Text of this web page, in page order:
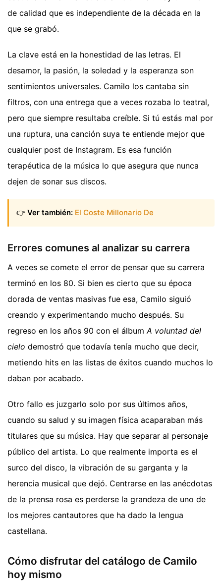
de calidad que es independiente de la década en la
que se grabó.
La clave está en la honestidad de las letras. El
desamor, la pasión, la soledad y la esperanza son
sentimientos universales. Camilo los cantaba sin
filtros, con una entrega que a veces rozaba lo teatral,
pero que siempre resultaba creíble. Si tú estás mal por
una ruptura, una canción suya te entiende mejor que
cualquier post de Instagram. Es esa función
terapéutica de la música lo que asegura que nunca
dejen de sonar sus discos.
👉 Ver también: El Coste Millonario De
Errores comunes al analizar su carrera
A veces se comete el error de pensar que su carrera
terminó en los 80. Si bien es cierto que su época
dorada de ventas masivas fue esa, Camilo siguió
creando y experimentando mucho después. Su
regreso en los años 90 con el álbum A voluntad del
cielo demostró que todavía tenía mucho que decir,
metiendo hits en las listas de éxitos cuando muchos lo
daban por acabado.
Otro fallo es juzgarlo solo por sus últimos años,
cuando su salud y su imagen física acaparaban más
titulares que su música. Hay que separar al personaje
público del artista. Lo que realmente importa es el
surco del disco, la vibración de su garganta y la
herencia musical que dejó. Centrarse en las anécdotas
de la prensa rosa es perderse la grandeza de uno de
los mejores cantautores que ha dado la lengua
castellana.
Cómo disfrutar del catálogo de Camilo
hoy mismo